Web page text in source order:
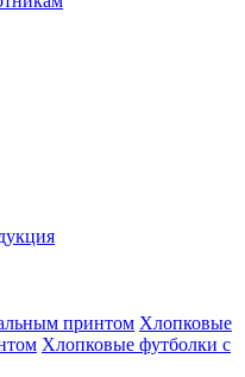
принтом Хлопковые
Хлопковые футболки с